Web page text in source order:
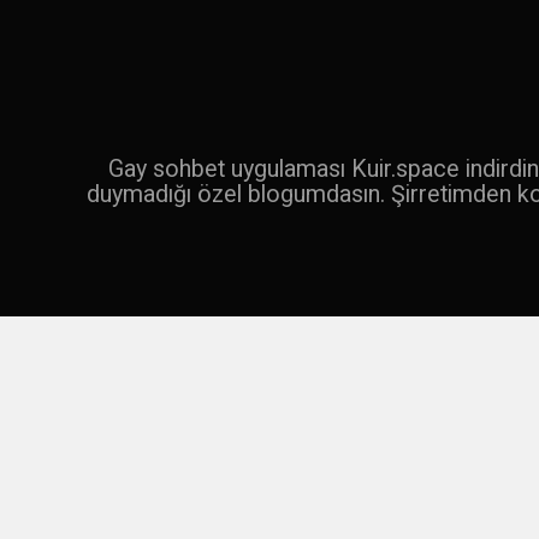
Gay sohbet uygulaması Kuir.space
duymadığı özel blogumdasın. Şirretimden